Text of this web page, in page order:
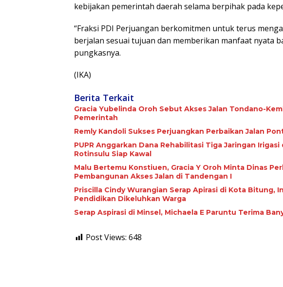
kebijakan pemerintah daerah selama berpihak pada
“Fraksi PDI Perjuangan berkomitmen untuk terus
berjalan sesuai tujuan dan memberikan manfaat nyata
pungkasnya.
(IKA)
Berita Terkait
Gracia Yubelinda Oroh Sebut Akses Jalan Tondano-
Pemerintah
Remly Kandoli Sukses Perjuangkan Perbaikan Jalan
PUPR Anggarkan Dana Rehabilitasi Tiga Jaringan Irigasi di
Rotinsulu Siap Kawal
Malu Bertemu Konstiuen, Gracia Y Oroh Minta Dinas
Pembangunan Akses Jalan di Tandengan I
Priscilla Cindy Wurangian Serap Apirasi di Kota Bitung,
Pendidikan Dikeluhkan Warga
Serap Aspirasi di Minsel, Michaela E Paruntu Terima
Post Views: 648